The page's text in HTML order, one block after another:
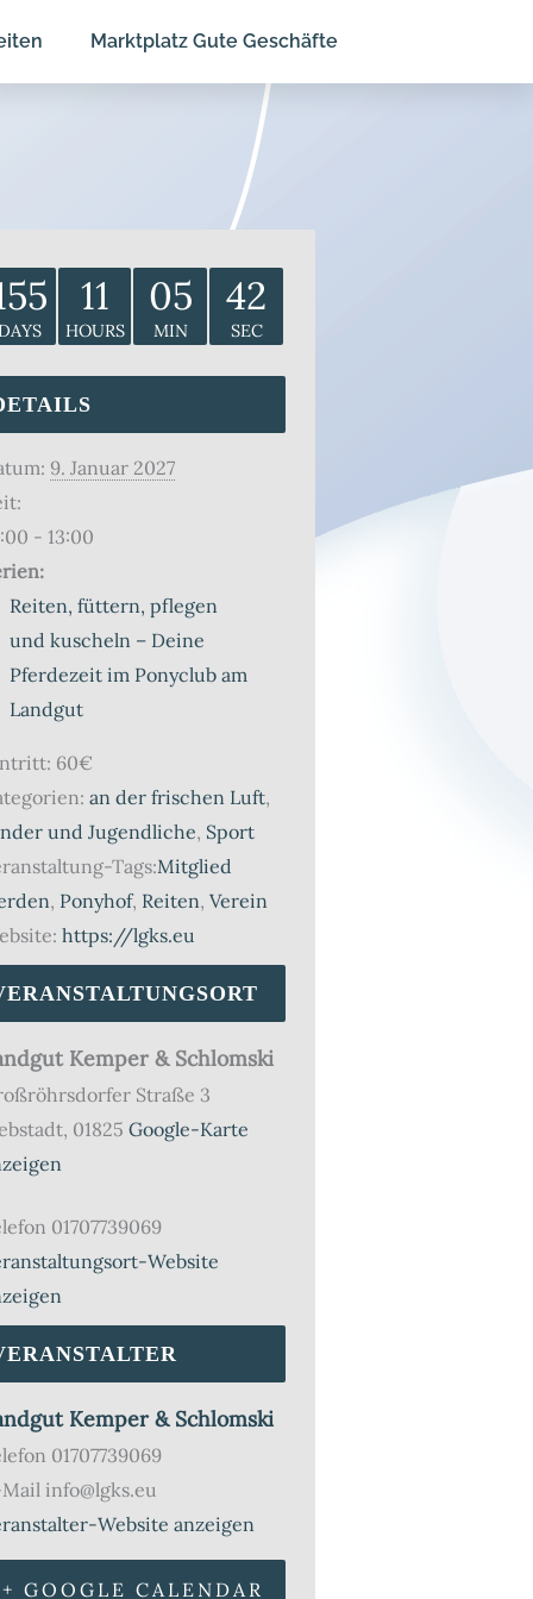
Marktplatz Gute Geschäfte
DAYS
11
HOURS
05
MIN
42
SEC
9. Januar 2027
- 13:00
Reiten, füttern, pflegen
und kuscheln – Deine
Pferdezeit im Ponyclub am
Landgut
60€
an der frischen Luft,
und Jugendliche, Sport
Tags:Mitglied
, Ponyhof, Reiten, Verein
https://lgks.eu
Kemper & Schlomski
Straße 3
, 01825 Google-Karte
01707739069
Website
Kemper & Schlomski
01707739069
info@lgks.eu
Website anzeigen
+ GOOGLE CALENDAR